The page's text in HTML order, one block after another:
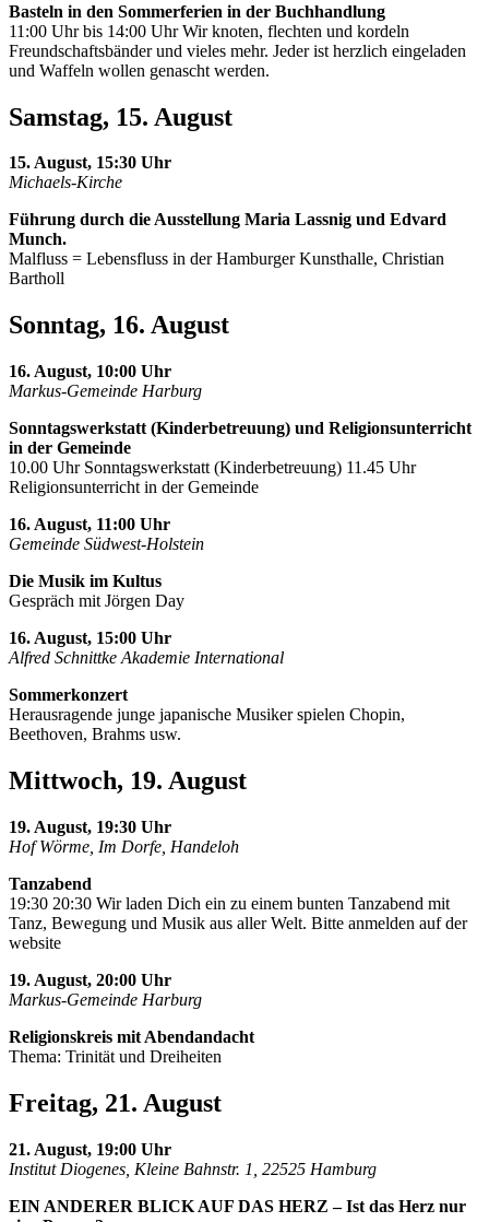
Basteln in den Sommerferien in der Buchhandlung
11:00 Uhr bis 14:00 Uhr Wir knoten, flechten und kordeln
Freundschaftsbänder und vieles mehr. Jeder ist herzlich eingeladen
und Waffeln wollen genascht werden.
Samstag, 15. August
15. August, 15:30 Uhr
Michaels-Kirche
Führung durch die Ausstellung Maria Lassnig und Edvard
Munch.
Malfluss = Lebensfluss in der Hamburger Kunsthalle, Christian
Bartholl
Sonntag, 16. August
16. August, 10:00 Uhr
Markus-Gemeinde Harburg
Sonntagswerkstatt (Kinderbetreuung) und Religionsunterricht
in der Gemeinde
10.00 Uhr Sonntagswerkstatt (Kinderbetreuung) 11.45 Uhr
Religionsunterricht in der Gemeinde
16. August, 11:00 Uhr
Gemeinde Südwest-Holstein
Die Musik im Kultus
Gespräch mit Jörgen Day
16. August, 15:00 Uhr
Alfred Schnittke Akademie International
Sommerkonzert
Herausragende junge japanische Musiker spielen Chopin,
Beethoven, Brahms usw.
Mittwoch, 19. August
19. August, 19:30 Uhr
Hof Wörme, Im Dorfe, Handeloh
Tanzabend
19:30 20:30 Wir laden Dich ein zu einem bunten Tanzabend mit
Tanz, Bewegung und Musik aus aller Welt. Bitte anmelden auf der
website
19. August, 20:00 Uhr
Markus-Gemeinde Harburg
Religionskreis mit Abendandacht
Thema: Trinität und Dreiheiten
Freitag, 21. August
21. August, 19:00 Uhr
Institut Diogenes, Kleine Bahnstr. 1, 22525 Hamburg
EIN ANDERER BLICK AUF DAS HERZ – Ist das Herz nur